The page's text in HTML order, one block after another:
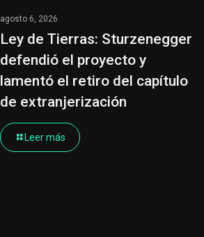
agosto 6, 2026
Ley de Tierras: Sturzenegger
defendió el proyecto y
lamentó el retiro del capítulo
de extranjerización
Leer más